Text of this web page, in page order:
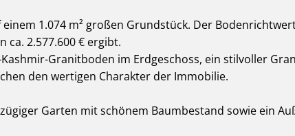
1.074 m² großen Grundstück. Der
2.577.600 € ergibt.
Granitboden im Erdgeschoss, ein stilvoller
den wertigen Charakter der Immobilie.
Garten mit schönem Baumbestand sowie ein